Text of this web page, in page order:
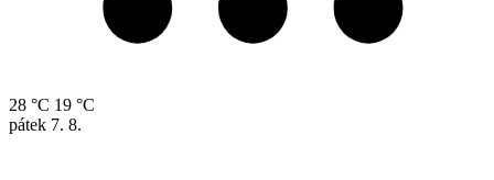
28 °C 19 °C
pátek 7. 8.